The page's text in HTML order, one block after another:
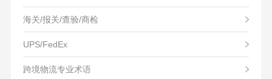
海关/报关/查验/商检
UPS/FedEx
跨境物流专业术语